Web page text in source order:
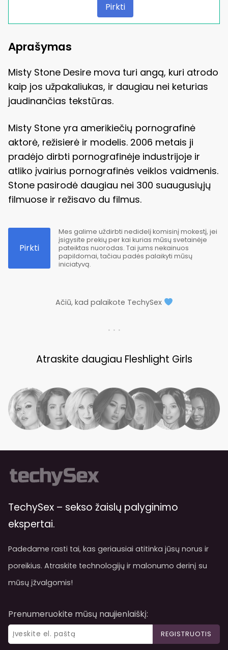
Pirkti
Aprašymas
Misty Stone Desire mova turi angą, kuri atrodo
kaip jos užpakaliukas, ir daugiau nei keturias
jaudinančias tekstūras.
Misty Stone yra amerikiečių pornografinė
aktorė, režisierė ir modelis. 2006 metais ji
pradėjo dirbti pornografinėje industrijoje ir
atliko įvairius pornografinės veiklos vaidmenis.
Stone pasirodė daugiau nei 300 suaugusiųjų
filmuose ir režisavo du filmus.
Pirkti
Mes galime uždirbti nedidelį komisinį mokestį, jei
įsigysite prekių per kai kurias mūsų svetainėje
pateiktas nuorodas. Tai jums nekainuos
papildomai, tačiau padės palaikyti mūsų
iniciatyvą.
Ačiū, kad palaikote TechySex
. . .
Atraskite daugiau Fleshlight Girls
TechySex – sekso žaislų palyginimo
ekspertai.
Padedame rasti tai, kas geriausiai atitinka jūsų norus ir
poreikius. Atraskite technologijų ir malonumo derinį su
mūsų įžvalgomis!
Prenumeruokite mūsų naujienlaiškį:
REGISTRUOTIS